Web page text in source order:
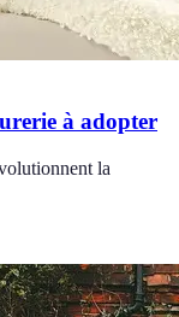
à adopter
la